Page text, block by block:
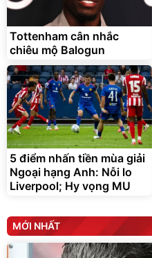
tráng nhôm 03 lớp
392.000đ
325.000 đ
Đã bán nhiều
Tottenham cân nhắc
chiêu mộ Balogun
5 điểm nhấn tiền mùa giải
Ngoại hạng Anh: Nỗi lo
Liverpool; Hy vọng MU
MỚI NHẤT